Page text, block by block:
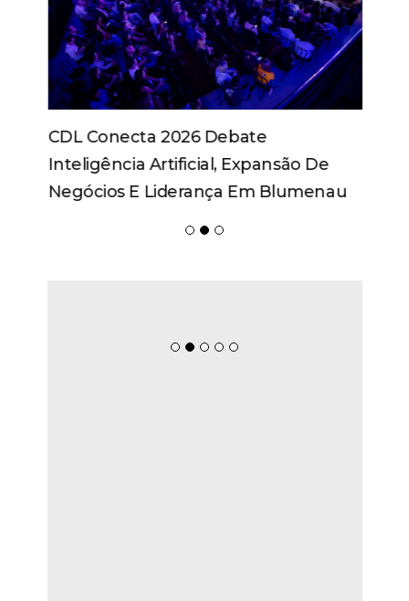
CDL Conecta 2026 Debate
Inteligência Artificial, Expansão De
Negócios E Liderança Em Blumenau